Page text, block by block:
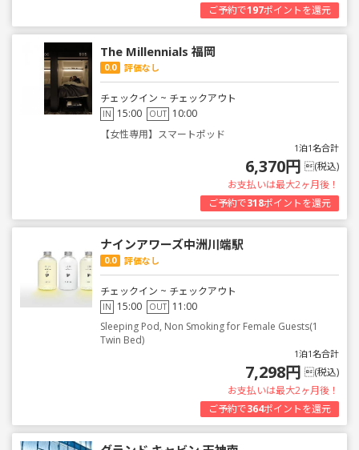
ご予約で197ポイントを還元
The Millennials 福岡
0.0 評価なし
チェックイン ~ チェックアウト
IN 15:00 OUT 10:00
【女性専用】スマートポッド
1泊1名合計
6,370円 (税込)
お支払いは最大2ヶ月後！
ご予約で318ポイントを還元
ナインアワーズ中洲川端駅
0.0 評価なし
チェックイン ~ チェックアウト
IN 15:00 OUT 11:00
Sleeping Pod, Non Smoking for Female Guests(1
Twin Bed)
1泊1名合計
7,298円 (税込)
お支払いは最大2ヶ月後！
ご予約で364ポイントを還元